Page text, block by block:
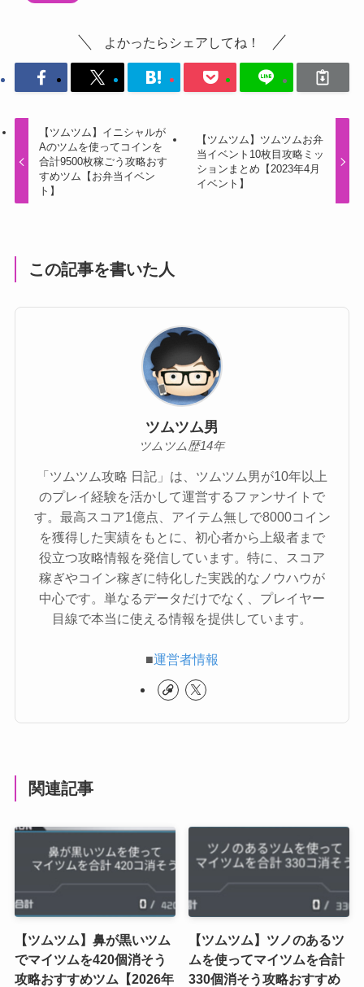
よかったらシェアしてね！
【ツムツム】イニシャルが
Aのツムを使ってコインを
合計9500枚稼ごう攻略おす
すめツム【お弁当イベン
ト】
【ツムツム】ツムツムお弁
当イベント10枚目攻略ミッ
ションまとめ【2023年4月
イベント】
この記事を書いた人
ツムツム男
ツムツム歴14年
「ツムツム攻略 日記」は、ツムツム男が10年以上
のプレイ経験を活かして運営するファンサイトで
す。最高スコア1億点、アイテム無しで8000コイン
を獲得した実績をもとに、初心者から上級者まで
役立つ攻略情報を発信しています。特に、スコア
稼ぎやコイン稼ぎに特化した実践的なノウハウが
中心です。単なるデータだけでなく、プレイヤー
目線で本当に使える情報を提供しています。
■運営者情報
関連記事
【ツムツム】鼻が黒いツム
でマイツムを420個消そう
攻略おすすめツム【2026年
【ツムツム】ツノのあるツ
ムを使ってマイツムを合計
330個消そう攻略おすすめ